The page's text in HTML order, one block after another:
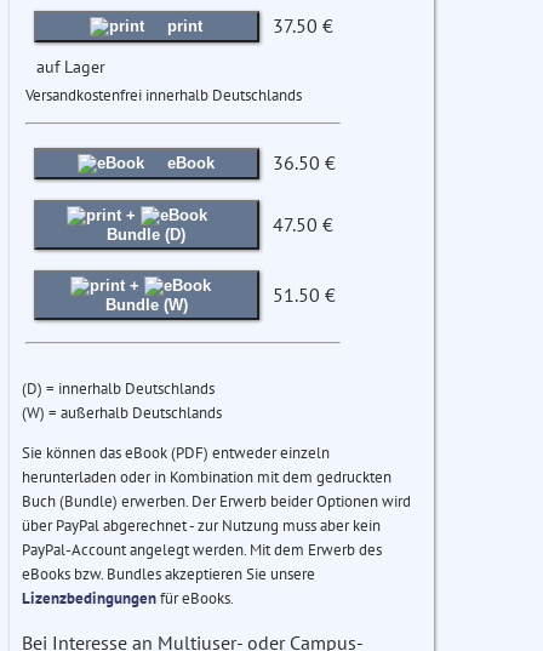
print 37.50 €
auf Lager
Versandkostenfrei innerhalb Deutschlands
eBook 36.50 €
+
Bundle (D)
47.50 €
+
Bundle (W)
51.50 €
(D) = innerhalb Deutschlands
(W) = außerhalb Deutschlands
Sie können das eBook (PDF) entweder einzeln
herunterladen oder in Kombination mit dem gedruckten
Buch (Bundle) erwerben. Der Erwerb beider Optionen wird
über PayPal abgerechnet - zur Nutzung muss aber kein
PayPal-Account angelegt werden. Mit dem Erwerb des
eBooks bzw. Bundles akzeptieren Sie unsere
Lizenzbedingungenfür eBooks.
Bei Interesse an Multiuser- oder Campus-